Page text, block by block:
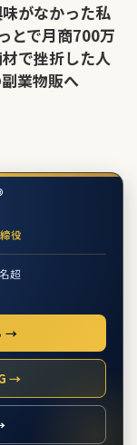
味がなかった私
とで月商700万
で挫折した人
業物販へ
役
超
→
→